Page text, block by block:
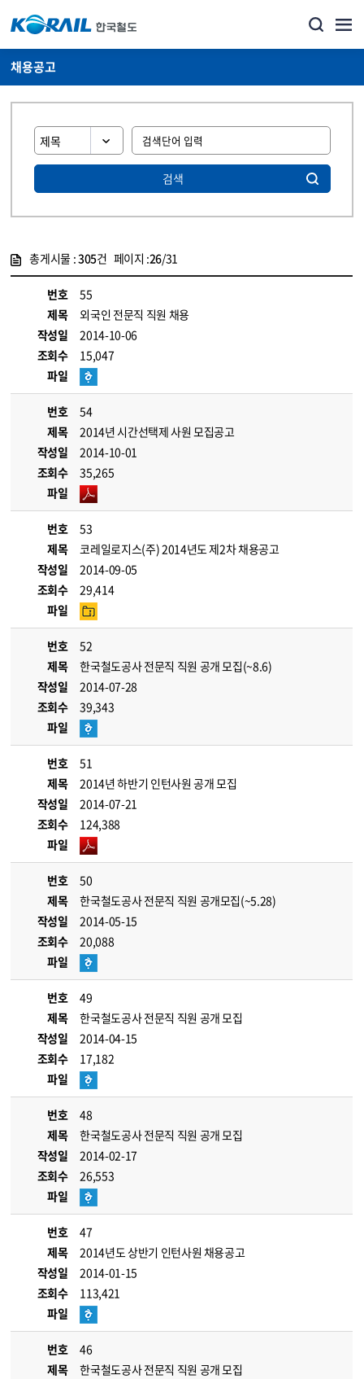
채용공고
검색
총게시물 :305건 페이지 :26/31
번호
55
제목
외국인 전문직 직원 채용
작성일
2014-10-06
조회수
15,047
파일
번호
54
제목
2014년 시간선택제 사원 모집공고
작성일
2014-10-01
조회수
35,265
파일
번호
53
제목
코레일로지스(주) 2014년도 제2차 채용공고
작성일
2014-09-05
조회수
29,414
파일
번호
52
제목
한국철도공사 전문직 직원 공개 모집(~8.6)
작성일
2014-07-28
조회수
39,343
파일
번호
51
제목
2014년 하반기 인턴사원 공개 모집
작성일
2014-07-21
조회수
124,388
파일
번호
50
제목
한국철도공사 전문직 직원 공개모집(~5.28)
작성일
2014-05-15
조회수
20,088
파일
번호
49
제목
한국철도공사 전문직 직원 공개 모집
작성일
2014-04-15
조회수
17,182
파일
번호
48
제목
한국철도공사 전문직 직원 공개 모집
작성일
2014-02-17
조회수
26,553
파일
번호
47
제목
2014년도 상반기 인턴사원 채용공고
작성일
2014-01-15
조회수
113,421
파일
번호
46
제목
한국철도공사 전문직 직원 공개 모집